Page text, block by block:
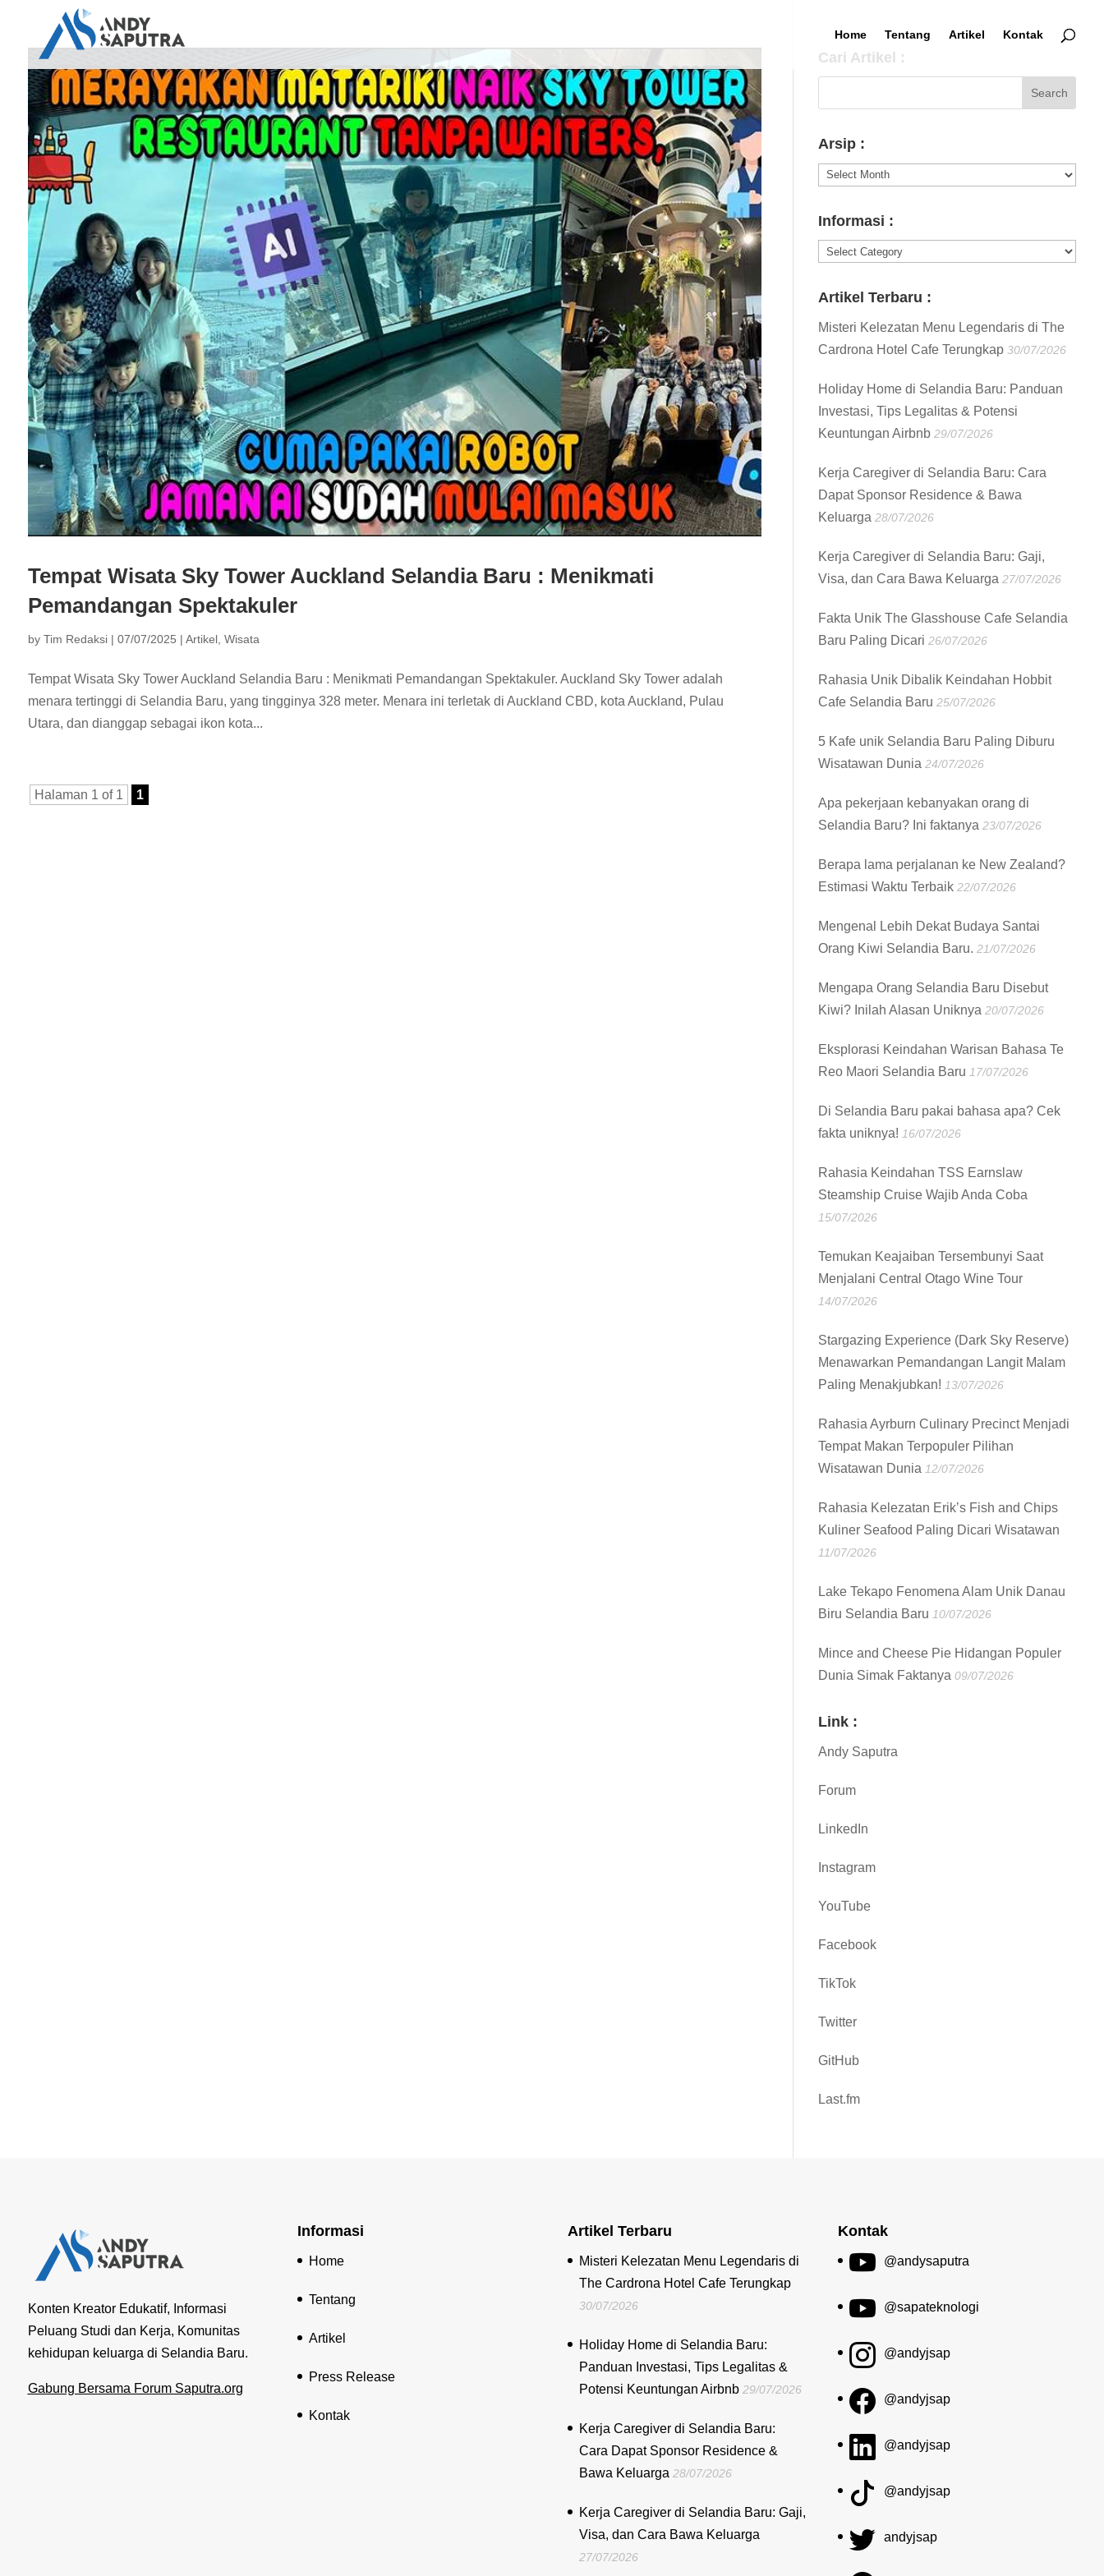
Home Tentang Artikel Kontak
Tempat Wisata Sky Tower Auckland Selandia Baru : Menikmati
Pemandangan Spektakuler
by Tim Redaksi| 07/07/2025 | Artikel, Wisata
Tempat Wisata Sky Tower Auckland Selandia Baru : Menikmati Pemandangan Spektakuler. Auckland Sky Tower adalah
menara tertinggi di Selandia Baru, yang tingginya 328 meter. Menara ini terletak di Auckland CBD, kota Auckland, Pulau
Utara, dan dianggap sebagai ikon kota...
Halaman 1 of 1 1
Cari Artikel :
Arsip :
Arsip
Informasi :
Informasi
Artikel Terbaru :
Misteri Kelezatan Menu Legendaris di The
Cardrona Hotel Cafe Terungkap 30/07/2026
Holiday Home di Selandia Baru: Panduan
Investasi, Tips Legalitas & Potensi
Keuntungan Airbnb 29/07/2026
Kerja Caregiver di Selandia Baru: Cara
Dapat Sponsor Residence & Bawa
Keluarga 28/07/2026
Kerja Caregiver di Selandia Baru: Gaji,
Visa, dan Cara Bawa Keluarga 27/07/2026
Fakta Unik The Glasshouse Cafe Selandia
Baru Paling Dicari 26/07/2026
Rahasia Unik Dibalik Keindahan Hobbit
Cafe Selandia Baru 25/07/2026
5 Kafe unik Selandia Baru Paling Diburu
Wisatawan Dunia 24/07/2026
Apa pekerjaan kebanyakan orang di
Selandia Baru? Ini faktanya 23/07/2026
Berapa lama perjalanan ke New Zealand?
Estimasi Waktu Terbaik 22/07/2026
Mengenal Lebih Dekat Budaya Santai
Orang Kiwi Selandia Baru. 21/07/2026
Mengapa Orang Selandia Baru Disebut
Kiwi? Inilah Alasan Uniknya 20/07/2026
Eksplorasi Keindahan Warisan Bahasa Te
Reo Maori Selandia Baru 17/07/2026
Di Selandia Baru pakai bahasa apa? Cek
fakta uniknya! 16/07/2026
Rahasia Keindahan TSS Earnslaw
Steamship Cruise Wajib Anda Coba
15/07/2026
Temukan Keajaiban Tersembunyi Saat
Menjalani Central Otago Wine Tour
14/07/2026
Stargazing Experience (Dark Sky Reserve)
Menawarkan Pemandangan Langit Malam
Paling Menakjubkan! 13/07/2026
Rahasia Ayrburn Culinary Precinct Menjadi
Tempat Makan Terpopuler Pilihan
Wisatawan Dunia 12/07/2026
Rahasia Kelezatan Erik’s Fish and Chips
Kuliner Seafood Paling Dicari Wisatawan
11/07/2026
Lake Tekapo Fenomena Alam Unik Danau
Biru Selandia Baru 10/07/2026
Mince and Cheese Pie Hidangan Populer
Dunia Simak Faktanya 09/07/2026
Link :
Andy Saputra
Forum
LinkedIn
Instagram
YouTube
Facebook
TikTok
Twitter
GitHub
Last.fm
Konten Kreator Edukatif, Informasi
Peluang Studi dan Kerja, Komunitas
kehidupan keluarga di Selandia Baru.
Gabung Bersama Forum Saputra.org
Informasi
Home
Tentang
Artikel
Press Release
Kontak
Artikel Terbaru
Misteri Kelezatan Menu Legendaris di
The Cardrona Hotel Cafe Terungkap
30/07/2026
Holiday Home di Selandia Baru:
Panduan Investasi, Tips Legalitas &
Potensi Keuntungan Airbnb 29/07/2026
Kerja Caregiver di Selandia Baru:
Cara Dapat Sponsor Residence &
Bawa Keluarga 28/07/2026
Kerja Caregiver di Selandia Baru: Gaji,
Visa, dan Cara Bawa Keluarga
27/07/2026
Kontak
@andysaputra
@sapateknologi
@andyjsap
@andyjsap
@andyjsap
@andyjsap
andyjsap